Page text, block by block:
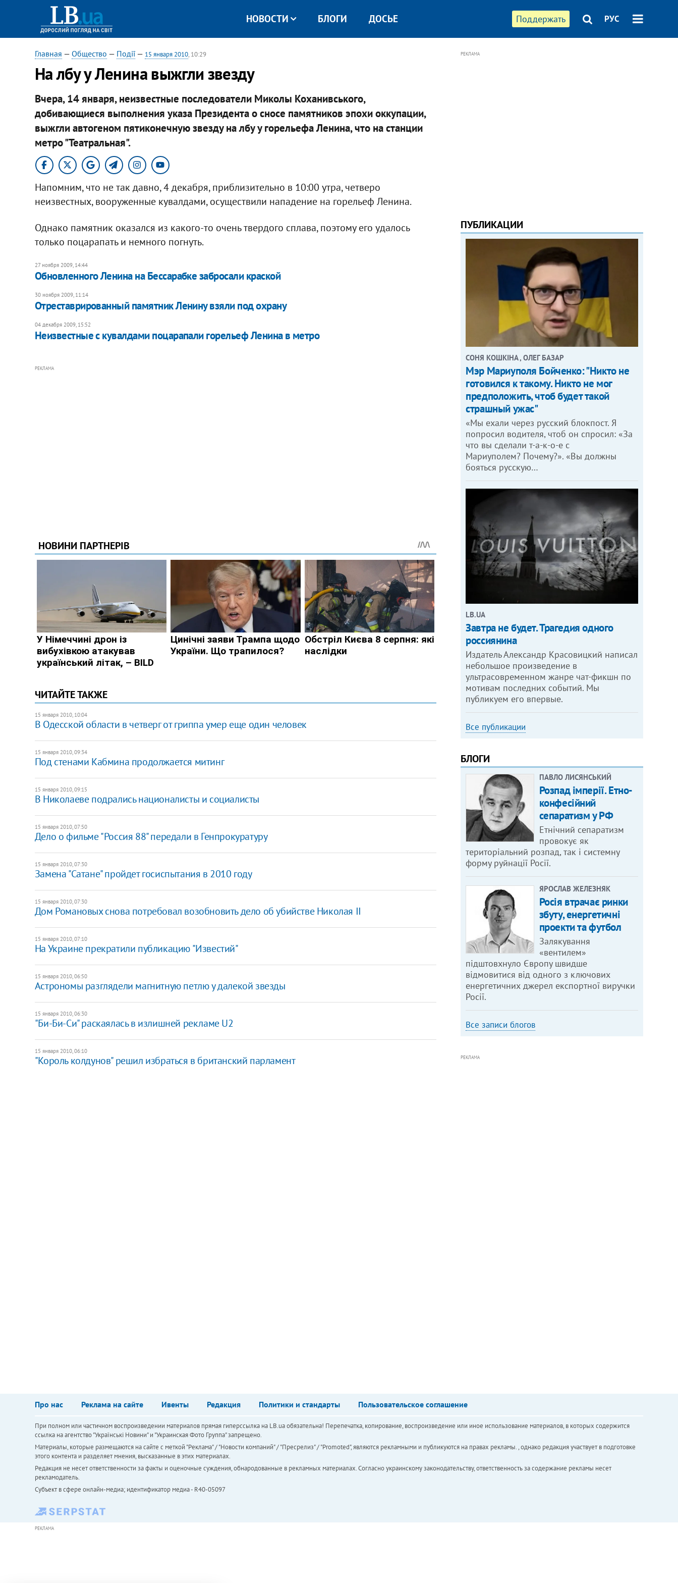
Поддержать РУС
НОВОСТИ БЛОГИ ДОСЬЕ
Главная — Общество — Події— 15 января 2010, 10:29
На лбу у Ленина выжгли звезду
Вчера, 14 января, неизвестные последователи Миколы Коханивського,
добивающиеся выполнения указа Президента о сносе памятников эпохи оккупации,
выжгли автогеном пятиконечную звезду на лбу у горельефа Ленина, что на станции
метро "Театральная".
Напомним, что не так давно, 4 декабря, приблизительно в 10:00 утра, четверо
неизвестных, вооруженные кувалдами, осуществили нападение на горельеф Ленина.
Однако памятник оказался из какого-то очень твердого сплава, поэтому его удалось
только поцарапать и немного погнуть.
27 ноября 2009, 14:44
Обновленного Ленина на Бессарабке забросали краской
30 ноября 2009, 11:14
Отреставрированный памятник Ленину взяли под охрану
04 декабря 2009, 15:52
Неизвестные с кувалдами поцарапали горельеф Ленина в метро
РЕКЛАМА
ЧИТАЙТЕ ТАКЖЕ
15 января 2010, 10:04
В Одесской области в четверг от гриппа умер еще один человек
15 января 2010, 09:34
Под стенами Кабмина продолжается митинг
15 января 2010, 09:15
В Николаеве подрались националисты и социалисты
15 января 2010, 07:50
Дело о фильме "Россия 88" передали в Генпрокуратуру
15 января 2010, 07:30
Замена "Сатане" пройдет госиспытания в 2010 году
15 января 2010, 07:30
Дом Романовых снова потребовал возобновить дело об убийстве Николая II
15 января 2010, 07:10
На Украине прекратили публикацию "Известий"
15 января 2010, 06:50
Астрономы разглядели магнитную петлю у далекой звезды
15 января 2010, 06:30
"Би-Би-Си" раскаялась в излишней рекламе U2
15 января 2010, 06:10
"Король колдунов" решил избраться в британский парламент
РЕКЛАМА
ПУБЛИКАЦИИ
СОНЯ КОШКІНА , ОЛЕГ БАЗАР
Мэр Мариуполя Бойченко: "Никто не
готовился к такому. Никто не мог
предположить, чтоб будет такой
страшный ужас"
«Мы ехали через русский блокпост. Я
попросил водителя, чтоб он спросил: «За
что вы сделали т-а-к-о-е с
Мариуполем? Почему?». «Вы должны
бояться русскую…
LB.UA
Завтра не будет. Трагедия одного
россиянина
Издатель Александр Красовицкий написал
небольшое произведение в
ультрасовременном жанре чат-фикшн по
мотивам последних событий. Мы
публикуем его впервые.
Все публикации
БЛОГИ
ПАВЛО ЛИСЯНСЬКИЙ
Розпад імперії. Етно-
конфесійний
сепаратизм у РФ
Етнічний сепаратизм
провокує як
територіальний розпад, так і системну
форму руйнації Росії.
ЯРОСЛАВ ЖЕЛЕЗНЯК
Росія втрачає ринки
збуту, енергетичні
проекти та футбол
Залякування
«вентилем»
підштовхнуло Європу швидше
відмовитися від одного з ключових
енергетичних джерел експортної виручки
Росії.
Все записи блогов
РЕКЛАМА
Про нас Реклама на сайте Ивенты Редакция Политики и стандарты Пользовательское соглашение
При полном или частичном воспроизведении материалов прямая гиперссылка на LB.ua обязательна! Перепечатка, копирование, воспроизведение или иное использование материалов, в которых содержится
ссылка на агентство "Українськi Новини" и "Украинская Фото Группа" запрещено.
Материалы, которые размещаются на сайте с меткой "Реклама" / "Новости компаний" / "Пресрелиз" / "Promoted", являются рекламными и публикуются на правах рекламы. , однако редакция участвует в подготовке
этого контента и разделяет мнения, высказанные в этих материалах.
Редакция не несет ответственности за факты и оценочные суждения, обнародованные в рекламных материалах. Согласно украинскому законодательству, ответственность за содержание рекламы несет
рекламодатель.
Субъект в сфере онлайн-медиа; идентификатор медиа - R40-05097
РЕКЛАМА